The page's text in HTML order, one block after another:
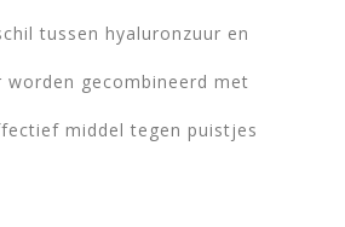
tussen hyaluronzuur en
worden gecombineerd met
middel tegen puistjes